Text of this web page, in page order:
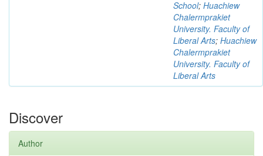
School; Huachiew
Chalermprakiet
University. Faculty of
Liberal Arts; Huachiew
Chalermprakiet
University. Faculty of
Liberal Arts
Discover
Author